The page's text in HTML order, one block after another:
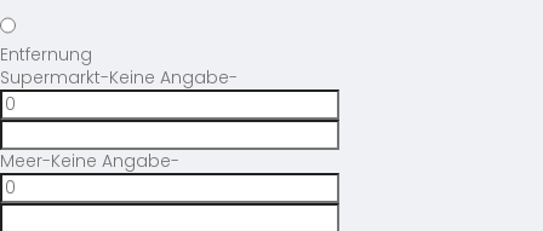
Entfernung
Supermarkt-Keine Angabe-
Meer-Keine Angabe-